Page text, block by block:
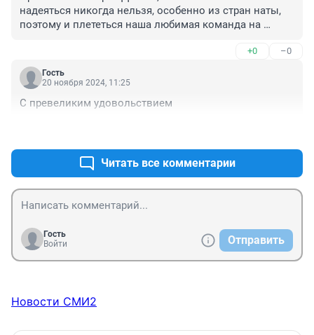
надеяться никогда нельзя, особенно из стран наты,
поэтому и плететься наша любимая команда на
+0 –0
Гость
20 ноября 2024, 11:25
С превеликим удовольствием
Читать все комментарии
Гость
Войти
Отправить
Новости СМИ2